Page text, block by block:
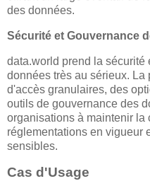
des données.
Sécurité et Gouvernance
data.world prend la sécurité
données très au sérieux. La
d'accès granulaires, des
outils de gouvernance des
organisations à maintenir la
réglementations en vigueur
sensibles.
Cas d'Usage